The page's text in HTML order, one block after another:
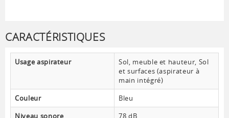
CARACTÉRISTIQUES
Usage aspirateur
Sol, meuble et hauteur, Sol
et surfaces (aspirateur à
main intégré)
Couleur
Bleu
Niveau sonore
78 dB